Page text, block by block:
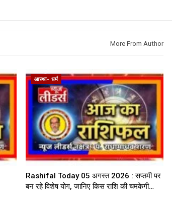
More From Author
आस्था- धर्म
Rashifal Today 05 अगस्त 2026 : सप्तमी पर
बन रहे विशेष योग, जानिए किस राशि की चमकेगी…